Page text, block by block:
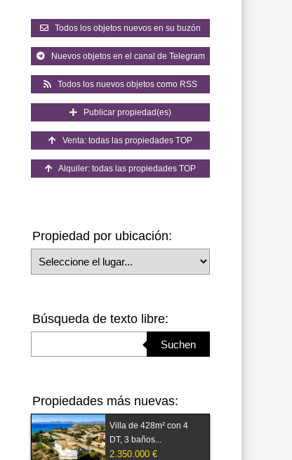
Todos los objetos nuevos en su buzón
Nuevos objetos en el canal de Telegram
Todos los nuevos objetos como RSS
Publicar propiedad(es)
Venta: todas las propiedades TOP
Alquiler: todas las propiedades TOP
Propiedad por ubicación:
Seleccione el lugar
Búsqueda de texto libre:
Suchen
Propiedades más nuevas:
Villa de 428m² con 4
DT, 3 baños...
2.350.000 €